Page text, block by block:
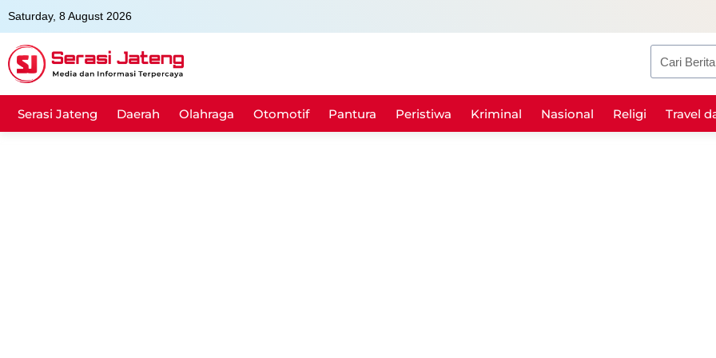
Skip
to
content
Saturday, 8 August 2026
Serasi Jateng Daerah Olahraga Otomotif Pantura Peristiwa Kriminal Nasional Religi Travel